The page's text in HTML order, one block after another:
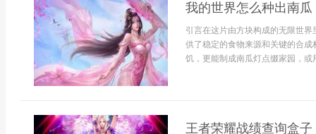
我的世界怎么种出南
引言在这片由方块构成的无限世
供了稳定的食物来源和关键的合
饥，更能制成南瓜灯点缀家园，或
王者荣耀战绩查询盒